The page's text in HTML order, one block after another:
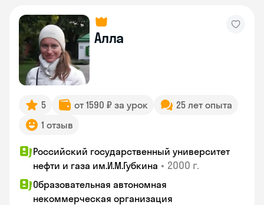
Алла
5 от 1590 ₽ за урок
25 лет опыта
1 отзыв
Российский государственный университет
нефти и газа им.И.М.Губкина • 2000 г.
Образовательная автономная
некоммерческая организация